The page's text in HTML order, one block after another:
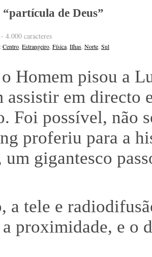
de Deus”
4.000 caracteres
Centro Estrangeiro Física Ilhas Norte Sul
Homem pisou a
assistir em directo
Foi possível, não
proferiu para a
um gigantesco
a tele e
proximidade, e o